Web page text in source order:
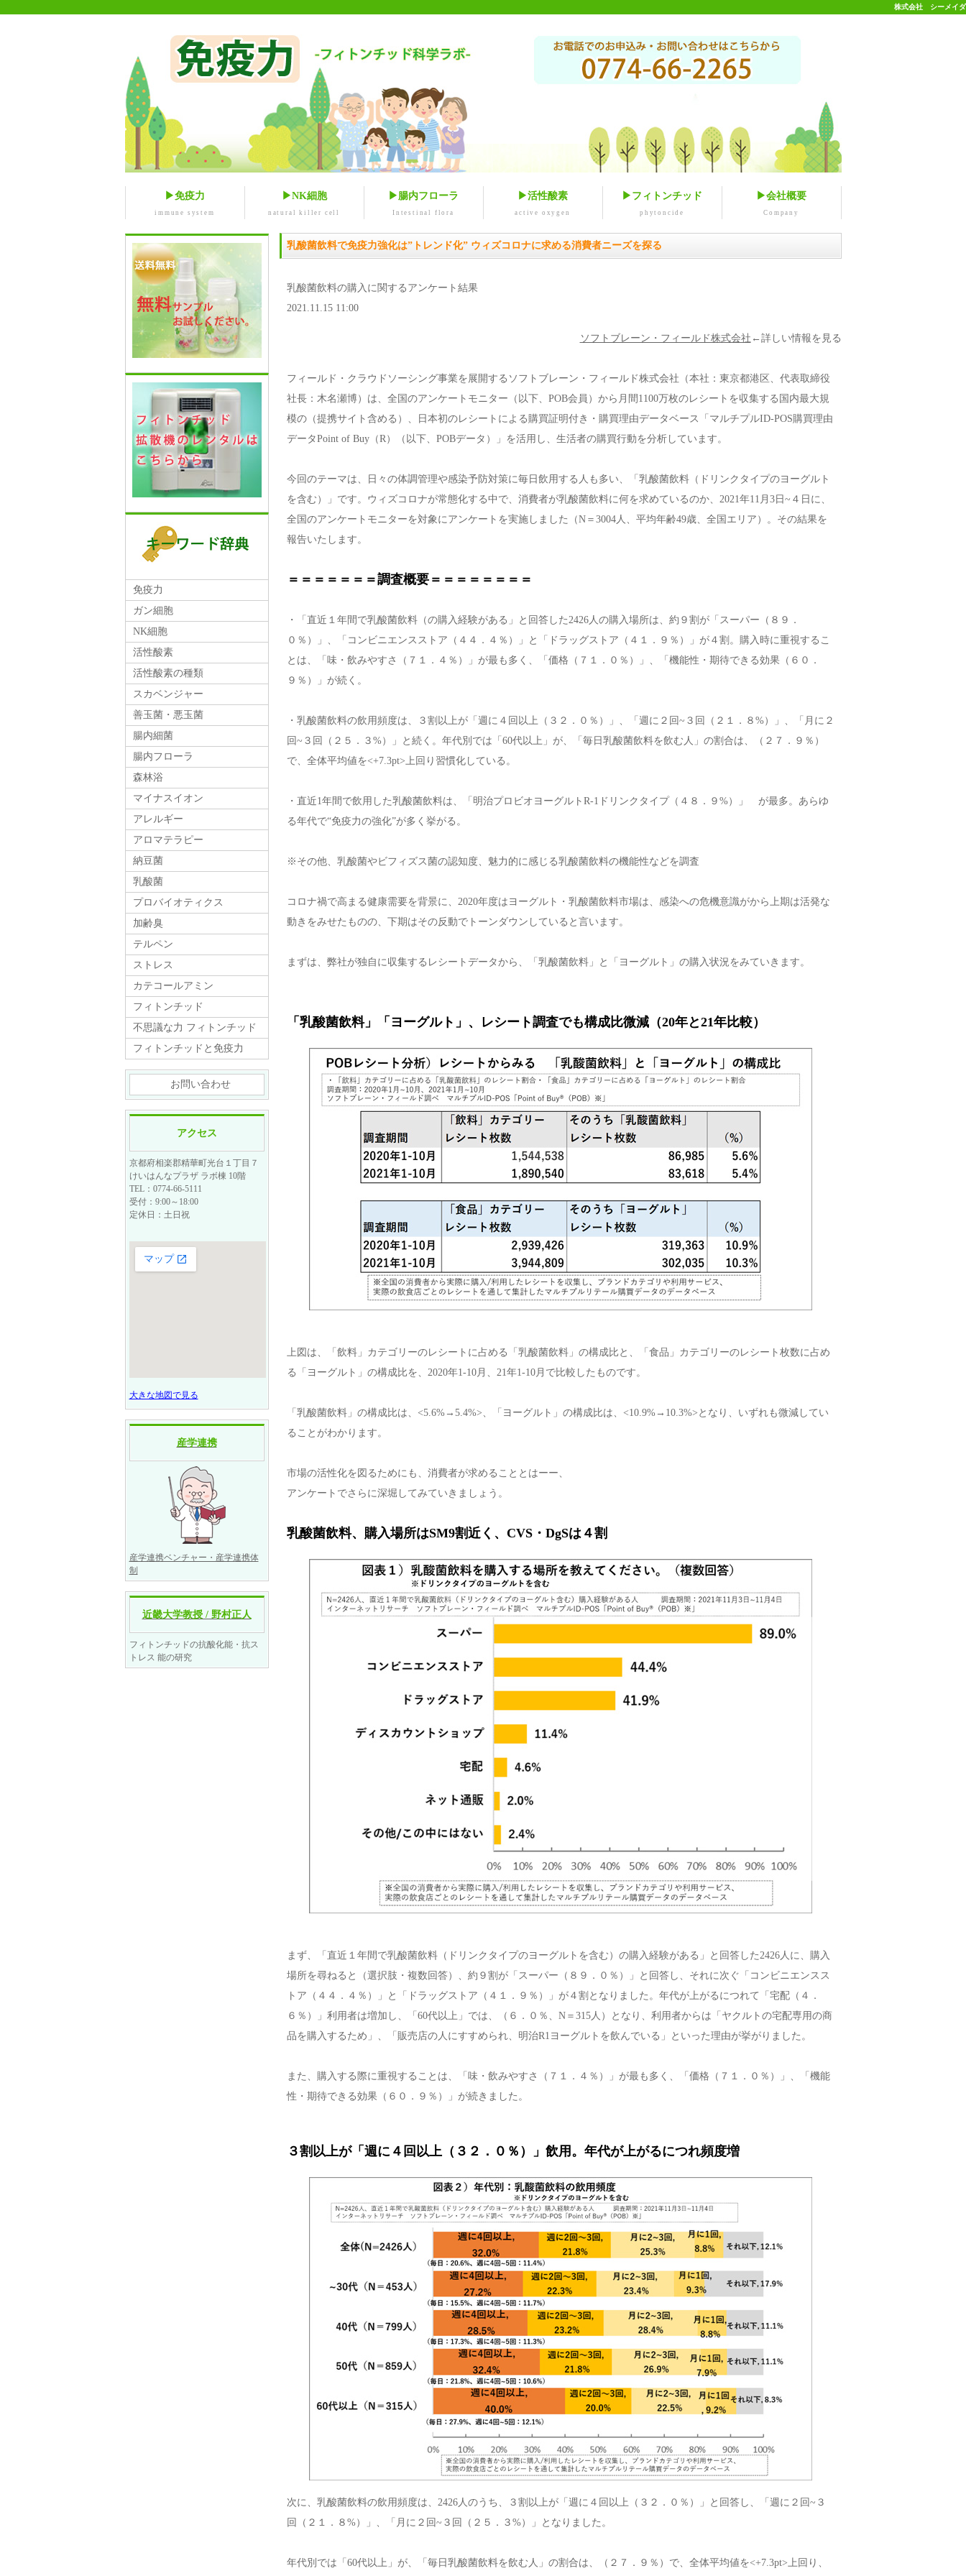
株式会社 シーメイダ
▶免疫力
immune system
▶NK細胞
natural killer cell
▶腸内フローラ
Intestinal flora
▶活性酸素
active oxygen
▶フィトンチッド
phytoncide
▶会社概要
Company
乳酸菌飲料で免疫力強化は”トレンド化” ウィズコロナに求める消費者ニーズを探る
乳酸菌飲料の購入に関するアンケート結果
2021.11.15 11:00
ソフトブレーン・フィールド株式会社 ←詳しい情報を見る
フィールド・クラウドソーシング事業を展開するソフトブレーン・フィールド株式会社（本社：東京都港区、代表取締役
社長：木名瀬博）は、全国のアンケートモニター（以下、POB会員）から月間1100万枚のレシートを収集する国内最大規
模の（提携サイト含める）、日本初のレシートによる購買証明付き・購買理由データベース「マルチプルID-POS購買理由
データPoint of Buy（R）（以下、POBデータ）」を活用し、生活者の購買行動を分析しています。
今回のテーマは、日々の体調管理や感染予防対策に毎日飲用する人も多い、「乳酸菌飲料（ドリンクタイプのヨーグルト
を含む）」です。ウィズコロナが常態化する中で、消費者が乳酸菌飲料に何を求めているのか、2021年11月3日~４日に、
全国のアンケートモニターを対象にアンケートを実施しました（N＝3004人、平均年齢49歳、全国エリア）。その結果を
報告いたします。
＝＝＝＝＝＝＝調査概要＝＝＝＝＝＝＝＝
・「直近１年間で乳酸菌飲料（の購入経験がある」と回答した2426人の購入場所は、約９割が「スーパー（８９．
０％）」、「コンビニエンスストア（４４．４％）」と「ドラッグストア（４１．９％）」が４割。購入時に重視するこ
とは、「味・飲みやすさ（７１．４％）」が最も多く、「価格（７１．０％）」、「機能性・期待できる効果（６０．
９％）」が続く。
・乳酸菌飲料の飲用頻度は、３割以上が「週に４回以上（３２．０％）」、「週に２回~３回（２１．８%）」、「月に２
回~３回（２５．３%）」と続く。年代別では「60代以上」が、「毎日乳酸菌飲料を飲む人」の割合は、（２７．９％）
で、全体平均値を<+7.3pt>上回り習慣化している。
・直近1年間で飲用した乳酸菌飲料は、「明治プロビオヨーグルトR-1ドリンクタイプ（４８．９%）」 が最多。あらゆ
る年代で“免疫力の強化”が多く挙がる。
※その他、乳酸菌やビフィズス菌の認知度、魅力的に感じる乳酸菌飲料の機能性などを調査
コロナ禍で高まる健康需要を背景に、2020年度はヨーグルト・乳酸菌飲料市場は、感染への危機意識がから上期は活発な
動きをみせたものの、下期はその反動でトーンダウンしていると言います。
まずは、弊社が独自に収集するレシートデータから、「乳酸菌飲料」と「ヨーグルト」の購入状況をみていきます。
「乳酸菌飲料」「ヨーグルト」、レシート調査でも構成比微減（20年と21年比較）
上図は、「飲料」カテゴリーのレシートに占める「乳酸菌飲料」の構成比と、「食品」カテゴリーのレシート枚数に占め
る「ヨーグルト」の構成比を、2020年1-10月、21年1-10月で比較したものです。
「乳酸菌飲料」の構成比は、<5.6%→5.4%>、「ヨーグルト」の構成比は、<10.9%→10.3%>となり、いずれも微減してい
ることがわかります。
市場の活性化を図るためにも、消費者が求めることとはーー、
アンケートでさらに深堀してみていきましょう。
乳酸菌飲料、購入場所はSM9割近く、CVS・DgSは４割
まず、「直近１年間で乳酸菌飲料（ドリンクタイプのヨーグルトを含む）の購入経験がある」と回答した2426人に、購入
場所を尋ねると（選択肢・複数回答）、約９割が「スーパー（８９．０％）」と回答し、それに次ぐ「コンビニエンスス
トア（４４．４％）」と「ドラッグストア（４１．９％）」が４割となりました。年代が上がるにつれて「宅配（４．
６％）」利用者は増加し、「60代以上」では、（６．０％、N＝315人）となり、利用者からは「ヤクルトの宅配専用の商
品を購入するため」、「販売店の人にすすめられ、明治R1ヨーグルトを飲んでいる」といった理由が挙がりました。
また、購入する際に重視することは、「味・飲みやすさ（７１．４％）」が最も多く、「価格（７１．０％）」、「機能
性・期待できる効果（６０．９％）」が続きました。
３割以上が「週に４回以上（３２．０％）」飲用。年代が上がるにつれ頻度増
次に、乳酸菌飲料の飲用頻度は、2426人のうち、３割以上が「週に４回以上（３２．０％）」と回答し、「週に２回~３
回（２１．８%）」、「月に２回~３回（２５．３%）」となりました。
年代別では「60代以上」が、「毎日乳酸菌飲料を飲む人」の割合は、（２７．９％）で、全体平均値を<+7.3pt>上回り、
免疫力
ガン細胞
NK細胞
活性酸素
活性酸素の種類
スカベンジャー
善玉菌・悪玉菌
腸内細菌
腸内フローラ
森林浴
マイナスイオン
アレルギー
アロマテラピー
納豆菌
乳酸菌
プロバイオティクス
加齢臭
テルペン
ストレス
カテコールアミン
フィトンチッド
不思議な力 フィトンチッド
フィトンチッドと免疫力
お問い合わせ
アクセス
京都府相楽郡精華町光台１丁目７
けいはんなプラザ ラボ棟 10階
TEL：0774-66-5111
受付：9:00～18:00
定休日：土日祝
大きな地図で見る
産学連携
産学連携ベンチャー・産学連携体
制
近畿大学教授 / 野村正人
フィトンチッドの抗酸化能・抗ス
トレス 能の研究